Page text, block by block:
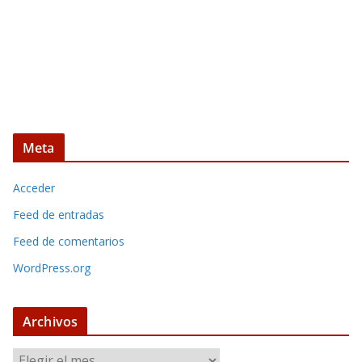
Meta
Acceder
Feed de entradas
Feed de comentarios
WordPress.org
Archivos